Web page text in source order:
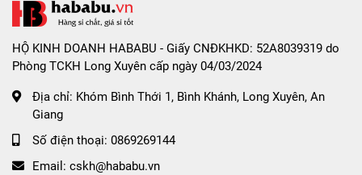
HỘ KINH DOANH HABABU - Giấy CNĐKHKD: 52A8039319 do
Phòng TCKH Long Xuyên cấp ngày 04/03/2024
Địa chỉ: Khóm Bình Thới 1, Bình Khánh, Long Xuyên, An
Giang
Số điện thoại: 0869269144
Email: cskh@hababu.vn